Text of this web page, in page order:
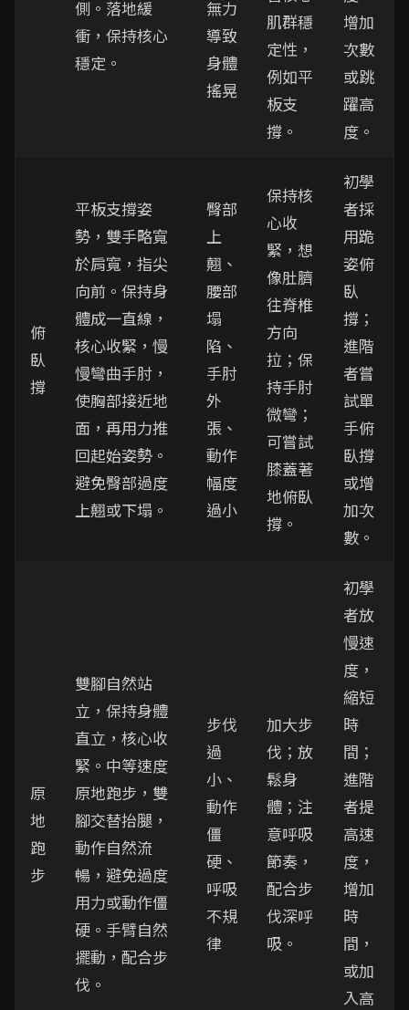
側。落地緩
衝，保持核心
穩定。
無力
導致
身體
搖晃
肌群穩
定性，
例如平
板支
撐。
增加
次數
或跳
躍高
度。
俯
臥
撐
平板支撐姿
勢，雙手略寬
於肩寬，指尖
向前。保持身
體成一直線，
核心收緊，慢
慢彎曲手肘，
使胸部接近地
面，再用力推
回起始姿勢。
避免臀部過度
上翹或下塌。
臀部
上
翹、
腰部
塌
陷、
手肘
外
張、
動作
幅度
過小
保持核
心收
緊，想
像肚臍
往脊椎
方向
拉；保
持手肘
微彎；
可嘗試
膝蓋著
地俯臥
撐。
初學
者採
用跪
姿俯
臥
撐；
進階
者嘗
試單
手俯
臥撐
或增
加次
數。
原
地
跑
步
雙腳自然站
立，保持身體
直立，核心收
緊。中等速度
原地跑步，雙
腳交替抬腿，
動作自然流
暢，避免過度
用力或動作僵
硬。手臂自然
擺動，配合步
伐。
步伐
過
小、
動作
僵
硬、
呼吸
不規
律
加大步
伐；放
鬆身
體；注
意呼吸
節奏，
配合步
伐深呼
吸。
初學
者放
慢速
度，
縮短
時
間；
進階
者提
高速
度，
增加
時
間，
或加
入高